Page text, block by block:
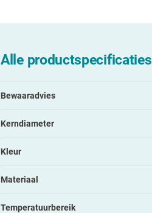
Alle productspecificaties
Bewaaradvies
Kerndiameter
Kleur
Materiaal
Temperatuurbereik